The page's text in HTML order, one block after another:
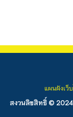
สงวนลิขสิทธิ์ © 2024
แผนผังเว็